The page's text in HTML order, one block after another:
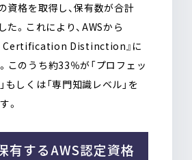
資格を取得し、保有数が合計
。これにより、AWSから
Certification Distinction』に
このうち約33％が「プロフェッ
もしくは「専門知識レベル」を
。
有するAWS認定資格